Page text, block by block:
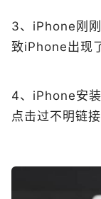
3、iPhone刚
致iPhone出现
4、iPhone安
点击过不明链